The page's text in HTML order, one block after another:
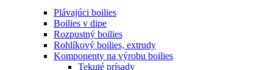
Plávajúci boilies
Boilies v dipe
Rozpustný boilies
Rohlíkový boilies, extrudy
Komponenty na výrobu boilies
Tekuté prísady